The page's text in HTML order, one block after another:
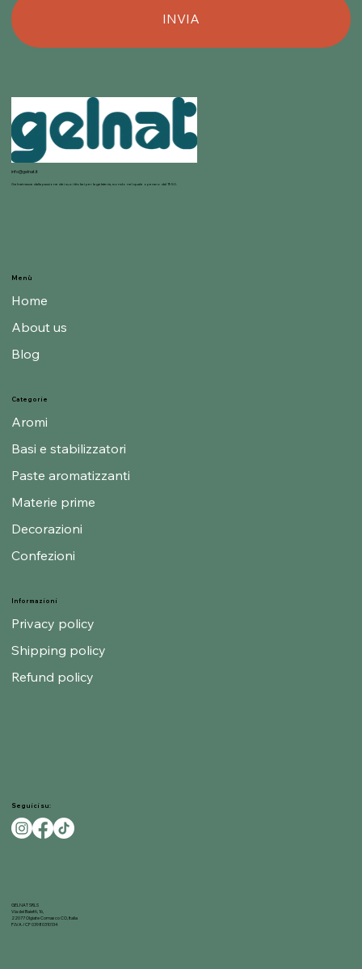
INVIA
info@gelnat.it
Gelnat nasce dalla passione dei suoi titolari per la gelateria, mondo nel quale operano dal 1950.
Informazioni
Privacy policy
Shipping policy
Refund policy
Categorie
Aromi
Basi e stabilizzatori
Paste aromatizzanti
Materie prime
Decorazioni
Confezioni
Menù
Home
About us
Blog
Seguici su:
GELNAT SRLS
Via dei Baietti, 16,
22077 Olgiate Comasco CO, Italia
P.IVA / CF 03980310134